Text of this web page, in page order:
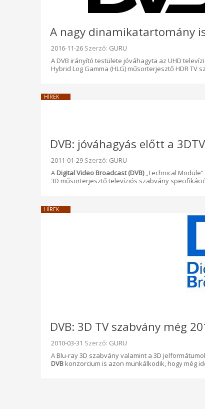
A nagy dinamikatartomány
Beküldve:
2016-11-26 Szerző: GURU
A DVB irányító testülete jóváhagyta az UHD
Hybrid Log Gamma (HLG) műsorterjesztő HDR TV
HÍREK
DVB: jóváhagyás előtt a
Beküldve:
2011-01-29 Szerző: GURU
A Digital Video Broadcast (DVB)„Technical
3D műsorterjesztő televíziós szabvány
HÍREK
DVB: 3D TV szabvány még
Beküldve:
2010-03-31 Szerző: GURU
A Blu-ray 3D szabvány valamint a 3D
DVB konzorcium is azon munkálkodik, hogy még